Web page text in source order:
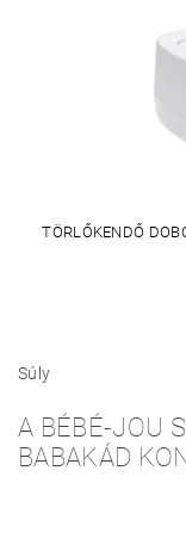
TÖRLŐKENDŐ
Súly
A BÉBÉ-JOU
BABAKÁD